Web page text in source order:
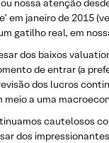
nossa atenção
em janeiro de 2015
gatilho real, em
dos baixos
de entrar (a
dos lucros
meio a uma
cautelosos
dos